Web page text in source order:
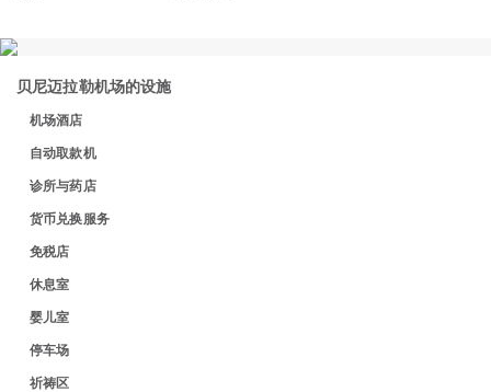
贝尼迈拉勒机场的设施
机场酒店
自动取款机
诊所与药店
货币兑换服务
免税店
休息室
婴儿室
停车场
祈祷区